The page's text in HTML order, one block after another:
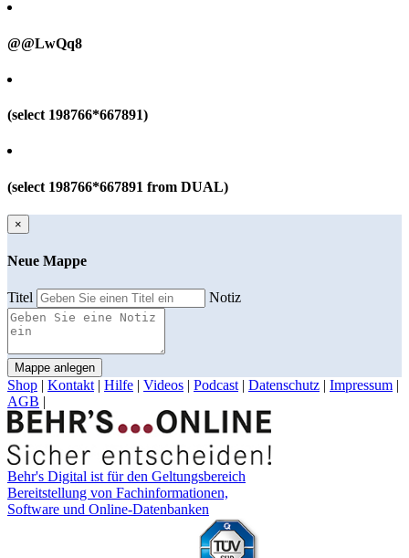
@@LwQq8
(select 198766*667891)
(select 198766*667891 from DUAL)
×
Neue Mappe
Titel Notiz
Mappe anlegen
Shop | Kontakt | Hilfe | Videos | Podcast | Datenschutz | Impressum |
AGB |
Behr's Digital ist für den Geltungsbereich
Bereitstellung von Fachinformationen,
Software und Online-Datenbanken